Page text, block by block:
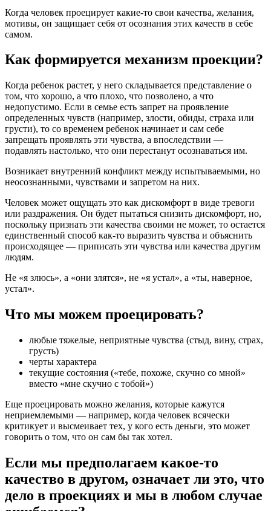
Когда человек проецирует какие-то свои качества, желания,
мотивы, он защищает себя от осознания этих качеств в себе
самом.
Как формируется механизм проекции?
Когда ребенок растет, у него складывается представление о
том, что хорошо, а что плохо, что позволено, а что
недопустимо. Если в семье есть запрет на проявление
определенных чувств (например, злости, обиды, страха или
грусти), то со временем ребенок начинает и сам себе
запрещать проявлять эти чувства, а впоследствии —
подавлять настолько, что они перестанут осознаваться им.
Возникает внутренний конфликт между испытываемыми, но
неосознанными, чувствами и запретом на них.
Человек может ощущать это как дискомфорт в виде тревоги
или раздражения. Он будет пытаться снизить дискомфорт, но,
поскольку признать эти качества своими не может, то остается
единственный способ как-то выразить чувства и объяснить
происходящее — приписать эти чувства или качества другим
людям.
Не «я злюсь», а «они злятся», не «я устал», а «ты, наверное,
устал».
Что мы можем проецировать?
любые тяжелые, неприятные чувства (стыд, вину, страх,
грусть)
черты характера
текущие состояния («тебе, похоже, скучно со мной»
вместо «мне скучно с тобой»)
Еще проецировать можно желания, которые кажутся
неприемлемыми — например, когда человек всячески
критикует и высмеивает тех, у кого есть деньги, это может
говорить о том, что он сам бы так хотел.
Если мы предполагаем какое-то
качество в другом, означает ли это, что
дело в проекциях и мы в любом случае